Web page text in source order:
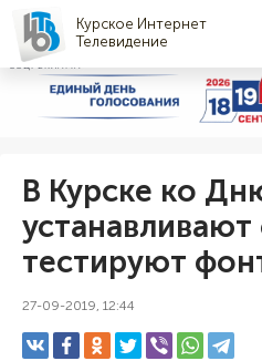
Курское Интернет
Телевидение
СОЦРЕКЛАМА
В Курске ко
устанавливают
тестируют
27-09-2019, 12:44